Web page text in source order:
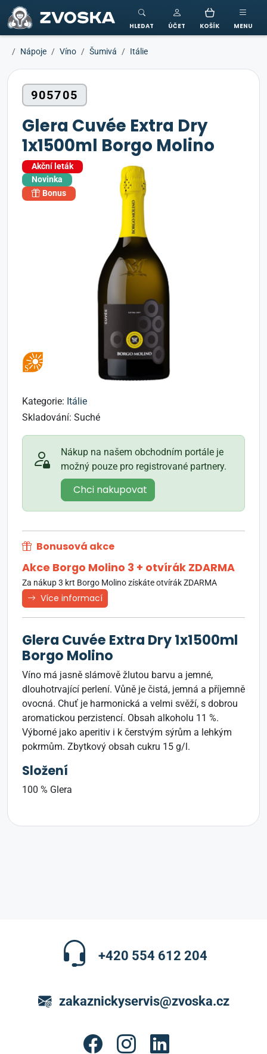
ZVOSKA
HLEDAT ÚČET KOŠÍK MENU
Nápoje Víno Šumivá Itálie
905705
Glera Cuvée Extra Dry
1x1500ml Borgo Molino
Akční leták
Novinka
Bonus
Kategorie: Itálie
Skladování: Suché
Nákup na našem obchodním portále je
možný pouze pro registrované partnery.
Chci nakupovat
Bonusová akce
Akce Borgo Molino 3 + otvírák ZDARMA
Za nákup 3 krt Borgo Molino získáte otvírák ZDARMA
Více informací
Glera Cuvée Extra Dry 1x1500ml
Borgo Molino
Víno má jasně slámově žlutou barvu a jemné,
dlouhotrvající perlení. Vůně je čistá, jemná a příjemně
ovocná. Chuť je harmonická a velmi svěží, s dobrou
aromatickou perzistencí. Obsah alkoholu 11 %.
Výborné jako aperitiv i k čerstvým sýrům a lehkým
pokrmům. Zbytkový obsah cukru 15 g/l.
Složení
100 % Glera
+420 554 612 204
zakaznickyservis@zvoska.cz